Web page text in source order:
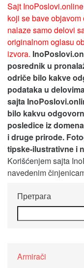
Sajt
koji se bave
nalaze samo delovi
originalnom oglasu
izvora.
posrednik u
odriče bilo kakve
podataka u
sajta
bilo kakvu
posledice iz
i druge prirode.
tipske-ilustrativne i
Korišćenjem sajta
navedenim
Претрага
Armirači